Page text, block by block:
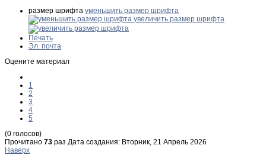
размер шрифта уменьшить размер шрифта
увеличить размер шрифта
Печать
Эл. почта
Оцените материал
1
2
3
4
5
(0 голосов)
Прочитано 73 раз Дата создания: Вторник, 21 Апрель 2026
Наверх